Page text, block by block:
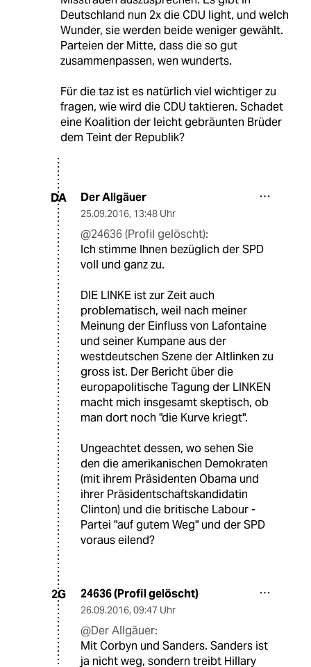
Deutschland nun 2x die CDU light, und welch
Wunder, sie werden beide weniger gewählt.
Parteien der Mitte, dass die so gut
zusammenpassen, wen wunderts.
Für die taz ist es natürlich viel wichtiger zu
fragen, wie wird die CDU taktieren. Schadet
eine Koalition der leicht gebräunten Brüder
dem Teint der Republik?
DA Der Allgäuer
25.09.2016, 13:48 Uhr
@24636 (Profil gelöscht):
Ich stimme Ihnen bezüglich der SPD
voll und ganz zu.
DIE LINKE ist zur Zeit auch
problematisch, weil nach meiner
Meinung der Einfluss von Lafontaine
und seiner Kumpane aus der
westdeutschen Szene der Altlinken zu
gross ist. Der Bericht über die
europapolitische Tagung der LINKEN
macht mich insgesamt skeptisch, ob
man dort noch "die Kurve kriegt".
Ungeachtet dessen, wo sehen Sie
den die amerikanischen Demokraten
(mit ihrem Präsidenten Obama und
ihrer Präsidentschaftskandidatin
Clinton) und die britische Labour -
Partei "auf gutem Weg" und der SPD
voraus eilend?
2G 24636 (Profil gelöscht)
26.09.2016, 09:47 Uhr
@Der Allgäuer:
Mit Corbyn und Sanders. Sanders ist
ja nicht weg, sondern treibt Hillary